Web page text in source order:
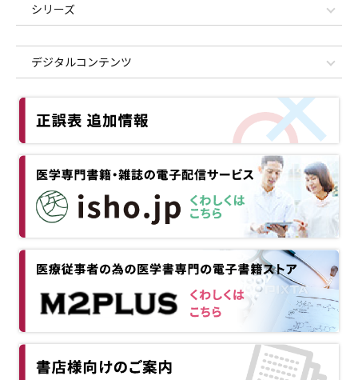
シリーズ
デジタルコンテンツ